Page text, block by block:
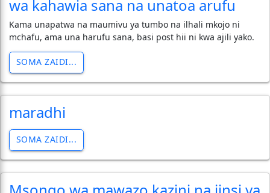
wa kahawia sana na unatoa arufu
Kama unapatwa na maumivu ya tumbo na ilhali mkojo ni
mchafu, ama una harufu sana, basi post hii ni kwa ajili yako.
SOMA ZAIDI...
maradhi
SOMA ZAIDI...